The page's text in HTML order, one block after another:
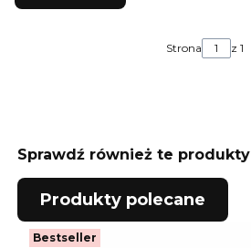
Strona z 1
Sprawdź również te produkty
Produkty polecane
Bestseller